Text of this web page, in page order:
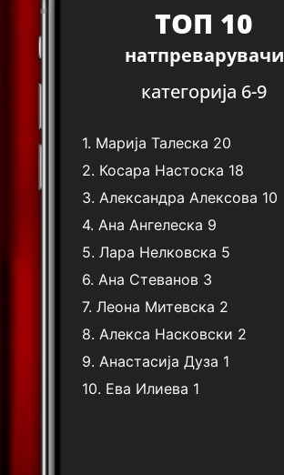
ТОП 10
натпреварувачи
категорија 6-9
1. Марија Талеска 20
2. Косара Настоска 18
3. Александра Алексова 10
4. Ана Ангелеска 9
5.Лара Нелковска 5
6. Ана Стеванов 3
7.Леона Митевска 2
8. Алекса Насковски 2
9. Анастасија Дуза 1
10. Ева Илиева 1